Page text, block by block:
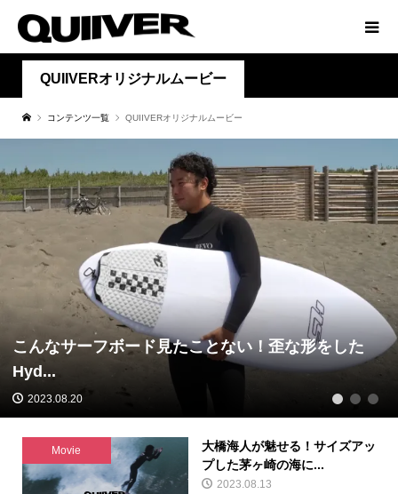
QUIIVERオリジナルムービー
コンテンツ一覧 QUIIVERオリジナルムービー
こんなサーフボード見たことない！歪な形をした
Hyd...
2023.08.20 1 2 3
Movie
大橋海人が魅せる！サイズアッ
プした茅ヶ崎の海に...
2023.08.13